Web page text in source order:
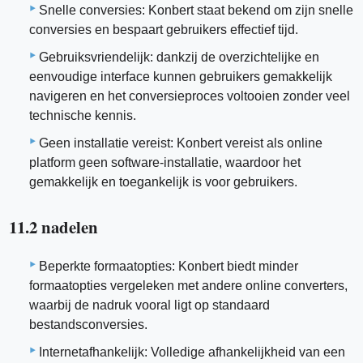
Snelle conversies: Konbert staat bekend om zijn snelle
conversies en bespaart gebruikers effectief tijd.
Gebruiksvriendelijk: dankzij de overzichtelijke en
eenvoudige interface kunnen gebruikers gemakkelijk
navigeren en het conversieproces voltooien zonder veel
technische kennis.
Geen installatie vereist: Konbert vereist als online
platform geen software-installatie, waardoor het
gemakkelijk en toegankelijk is voor gebruikers.
11.2 nadelen
Beperkte formaatopties: Konbert biedt minder
formaatopties vergeleken met andere online converters,
waarbij de nadruk vooral ligt op standaard
bestandsconversies.
Internetafhankelijk: Volledige afhankelijkheid van een